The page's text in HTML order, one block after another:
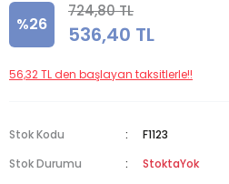
%26
724,80 TL
536,40 TL
56,32 TL den başlayan taksitlerle!!
Stok Kodu
F1123
Stok Durumu
StoktaYok